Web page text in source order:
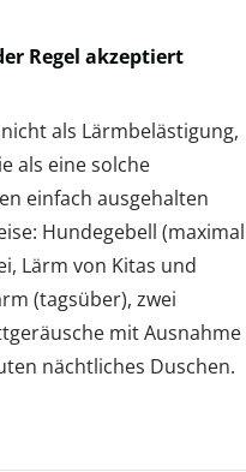
Regel akzeptiert
als Lärmbelästigung,
als eine solche
einfach ausgehalten
Hundegebell (maximal
Lärm von Kitas und
(tagsüber), zwei
mit Ausnahme
nächtliches Duschen.